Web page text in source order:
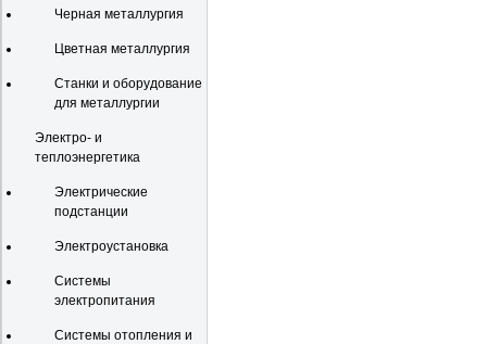
Черная металлургия
Цветная металлургия
Станки и оборудование
для металлургии
Электро- и
теплоэнергетика
Электрические
подстанции
Электроустановка
Системы
электропитания
Системы отопления и